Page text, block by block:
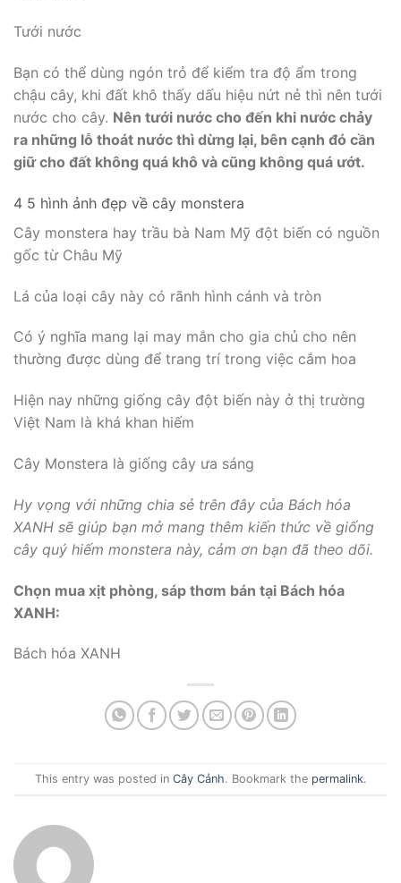
Tưới nước
Bạn có thể dùng ngón trỏ để kiểm tra độ ẩm trong
chậu cây, khi đất khô thấy dấu hiệu nứt nẻ thì nên tưới
nước cho cây. Nên tưới nước cho đến khi nước chảy
ra những lỗ thoát nước thì dừng lại, bên cạnh đó cần
giữ cho đất không quá khô và cũng không quá ướt.
4 5 hình ảnh đẹp về cây monstera
Cây monstera hay trầu bà Nam Mỹ đột biến có nguồn
gốc từ Châu Mỹ
Lá của loại cây này có rãnh hình cánh và tròn
Có ý nghĩa mang lại may mắn cho gia chủ cho nên
thường được dùng để trang trí trong việc cắm hoa
Hiện nay những giống cây đột biến này ở thị trường
Việt Nam là khá khan hiếm
Cây Monstera là giống cây ưa sáng
Hy vọng với những chia sẻ trên đây của Bách hóa
XANH sẽ giúp bạn mở mang thêm kiến thức về giống
cây quý hiếm monstera này, cảm ơn bạn đã theo dõi.
Chọn mua xịt phòng, sáp thơm bán tại Bách hóa
XANH:
Bách hóa XANH
This entry was posted in Cây Cảnh. Bookmark the permalink.